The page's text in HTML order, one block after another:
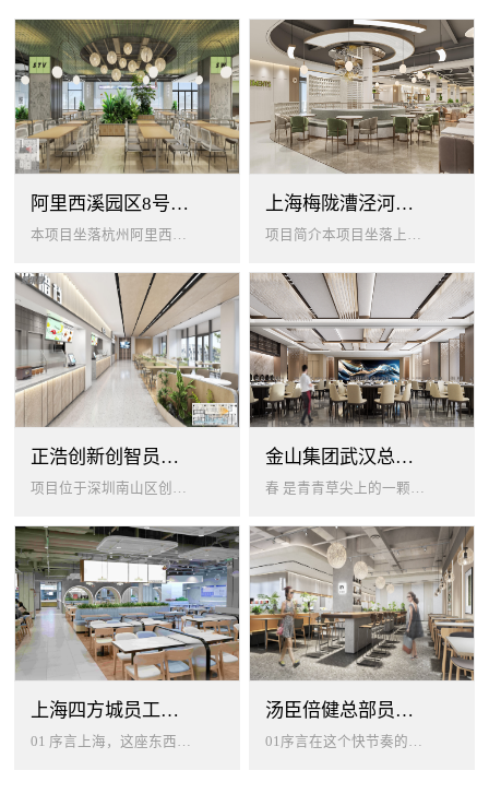
阿里西溪园区8号楼1层餐厅
本项目坐落杭州阿里西溪园区8号楼一层，以绿色生机 + 年轻基因为核心，打造「活力聚场」复合型员工餐厅。兼顾多人群用餐需求...
上海梅陇漕泾河科技绿洲员工餐厅
项目简介本项目坐落上海闵行梅陇科技绿洲，以生态创艺食堂为设计核心，融合现代轻奢与自然生态，打造兼顾高效就餐、休闲社交、商...
正浩创新创智员工餐厅
项目位于深圳南山区创智云城，服务正浩企业全体员工及来访亲友，总建筑面积 1537㎡，室内座位 450 座、室外休闲外摆 ...
金山集团武汉总部员工食堂设计
春 是青青草尖上的一颗露珠夏 是粼波湖面中倒映的晚霞秋 是宁静山谷里的一片落叶冬 是白雪中屹立不倒的松柏... ...0...
上海四方城员工美食餐厅设计
01 序言上海，这座东西方文化交汇的国际大都市，以其独特的魅力吸引着世界各地的人才。历史与现代、传统与创新在这里交织碰撞...
汤臣倍健总部员工餐厅设计
01序言在这个快节奏的时代工作压力如同无形的紧箍让大家的生活几乎被工作填满现代企业也越来越重视员工的身心健康所以我们始终...